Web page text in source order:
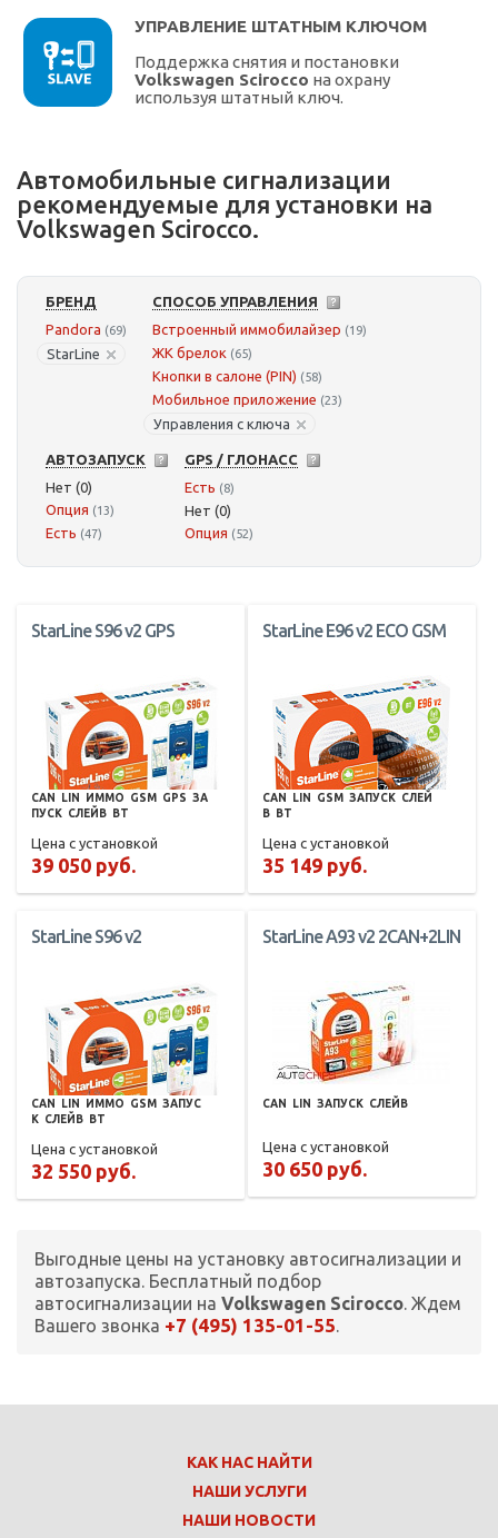
УПРАВЛЕНИЕ ШТАТНЫМ КЛЮЧОМ
Поддержка снятия и постановки
Volkswagen Scirocco на охрану
используя штатный ключ.
Автомобильные сигнализации
рекомендуемые для установки на
Volkswagen Scirocco.
БРЕНД
Pandora (69)
StarLine
СПОСОБ УПРАВЛЕНИЯ
Встроенный иммобилайзер (19)
ЖК брелок (65)
Кнопки в салоне (PIN) (58)
Мобильное приложение (23)
Управления с ключа
АВТОЗАПУСК
Нет (0)
Опция (13)
Есть (47)
GPS / ГЛОНАСС
Есть (8)
Нет (0)
Опция (52)
StarLine S96 v2 GPS
CAN LIN ИММО GSM GPS ЗА
ПУСК СЛЕЙВ BT
Цена с установкой
39 050 руб.
StarLine E96 v2 ECO GSM
CAN LIN GSM ЗАПУСК СЛЕЙ
В
BT
Цена с установкой
35 149 руб.
StarLine S96 v2
CAN LIN ИММО GSM ЗАПУС
К СЛЕЙВ BT
Цена с установкой
32 550 руб.
StarLine A93 v2 2CAN+2LIN
CAN LIN ЗАПУСК СЛЕЙВ
Цена с установкой
30 650 руб.
Выгодные цены на установку автосигнализации и
автозапуска. Бесплатный подбор
автосигнализации на Volkswagen Scirocco. Ждем
Вашего звонка +7 (495) 135-01-55.
КАК НАС НАЙТИ
НАШИ УСЛУГИ
НАШИ НОВОСТИ